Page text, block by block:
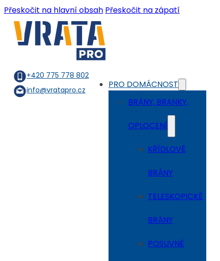
Přeskočit na hlavní obsah Přeskočit na zápatí
PRO DOMÁCNOST
BRÁNY, BRANKY,
OPLOCENÍ
KŘÍDLOVÉ
BRÁNY
TELESKOPICKÉ
BRÁNY
POSUVNÉ
+420 775 778 802
info@vratapro.cz